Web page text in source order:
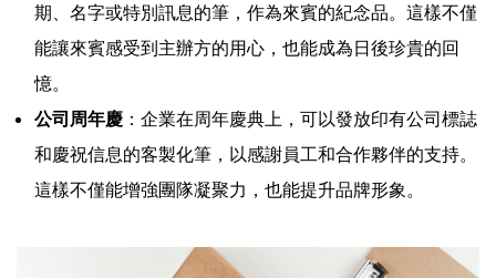
期、名字或特別訊息的筆，作為來賓的紀念品。這樣不僅
能讓來賓感受到主辦方的用心，也能成為日後珍貴的回
憶。
公司周年慶 ：企業在周年慶典上，可以發放印有公司標誌
和慶祝信息的客製化筆，以感謝員工和合作夥伴的支持。
這樣不僅能增強團隊凝聚力，也能提升品牌形象。